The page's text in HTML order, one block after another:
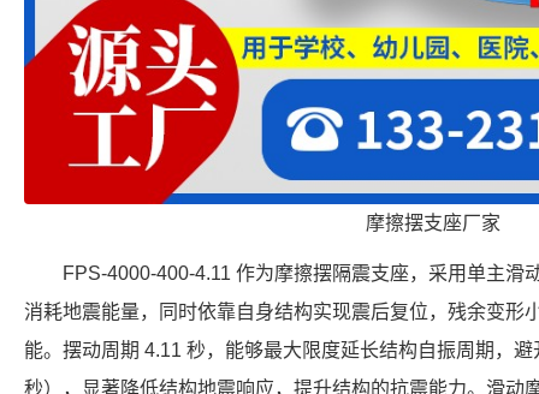
摩擦摆支座厂家
FPS-4000-400-4.11 作为摩擦摆隔震支座，采用单主滑
消耗地震能量，同时依靠自身结构实现震后复位，残余变形
能。摆动周期 4.11 秒，能够最大限度延长结构自振周期，
秒），显著降低结构地震响应，提升结构的抗震能力。滑动